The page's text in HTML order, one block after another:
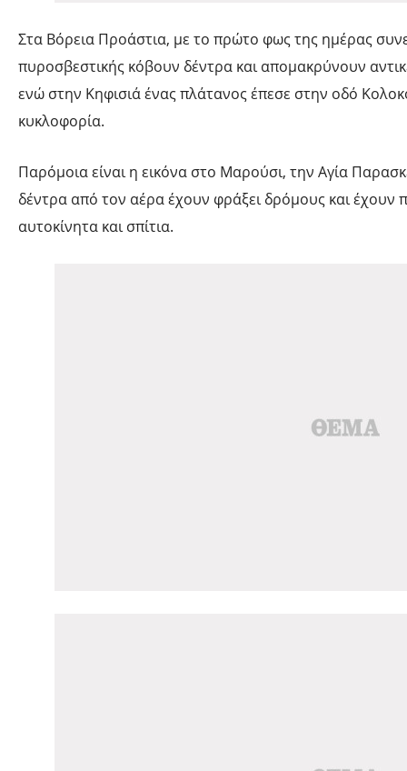
Στα Βόρεια Προάστια, με το πρώτο φως της ημέρας
πυροσβεστικής κόβουν δέντρα και απομακρύνουν
ενώ στην Κηφισιά ένας πλάτανος έπεσε στην οδό
κυκλοφορία.
Παρόμοια είναι η εικόνα στο Μαρούσι, την Αγία
δέντρα από τον αέρα έχουν φράξει δρόμους και έχουν
αυτοκίνητα και σπίτια.